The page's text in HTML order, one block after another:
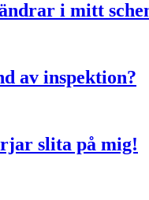
i mitt
av inspektion?
slita på mig!